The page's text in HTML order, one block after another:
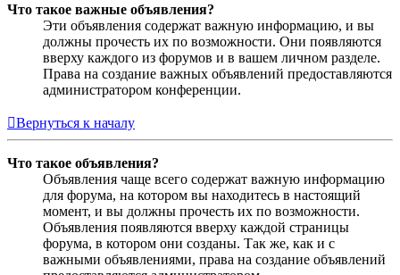
Что такое важные объявления?
Эти объявления содержат важную информацию, и вы
должны прочесть их по возможности. Они появляются
вверху каждого из форумов и в вашем личном разделе.
Права на создание важных объявлений предоставляются
администратором конференции.
Вернуться к началу
Что такое объявления?
Объявления чаще всего содержат важную информацию
для форума, на котором вы находитесь в настоящий
момент, и вы должны прочесть их по возможности.
Объявления появляются вверху каждой страницы
форума, в котором они созданы. Так же, как и с
важными объявлениями, права на создание объявлений